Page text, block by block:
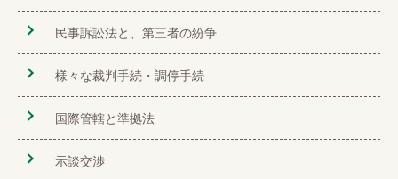
民事訴訟法と、第三者の紛争
様々な裁判手続・調停手続
国際管轄と準拠法
示談交渉